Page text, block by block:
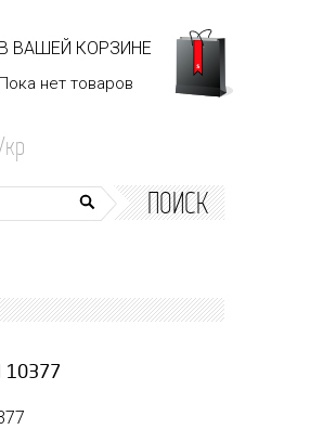
В ВАШЕЙ КОРЗИНЕ
Пока нет товаров
ПОИСК
10377